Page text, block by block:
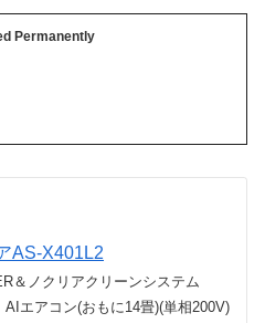
Permanently
AS-X401L2
＆ノクリアクリーンシステム
AIエアコン(おもに14畳)(単相200V)